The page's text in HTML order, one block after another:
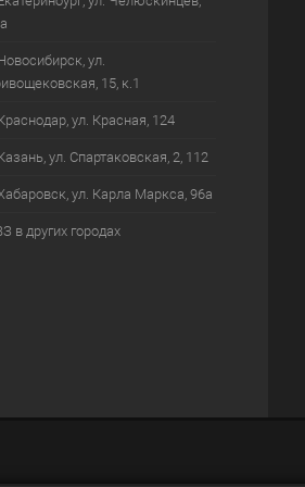
ул.
15, к.1
ул. Красная, 124
ул. Спартаковская, 2, 112
ул. Карла Маркса, 96а
в других городах